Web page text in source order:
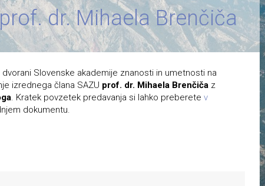
dr. Mihaela Brenčiča
dvorani Slovenske akademije znanosti in umetnosti na
izrednega člana SAZU prof. dr. Mihaela Brenčiča z
. Kratek povzetek predavanja si lahko preberete v
dokumentu.